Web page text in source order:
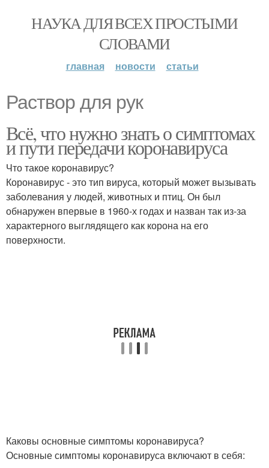
НАУКА ДЛЯ ВСЕХ ПРОСТЫМИ
СЛОВАМИ
главная новости статьи
Раствор для рук
Всё, что нужно знать о симптомах
и пути передачи коронавируса
Что такое коронавирус?
Коронавирус - это тип вируса, который может вызывать
заболевания у людей, животных и птиц. Он был
обнаружен впервые в 1960-х годах и назван так из-за
характерного выглядящего как корона на его
поверхности.
Каковы основные симптомы коронавируса?
Основные симптомы коронавируса включают в себя: